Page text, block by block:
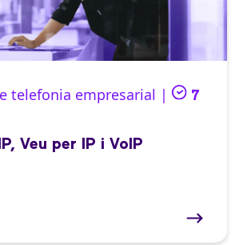
telefonia empresarial |
7
Veu per IP i VoIP